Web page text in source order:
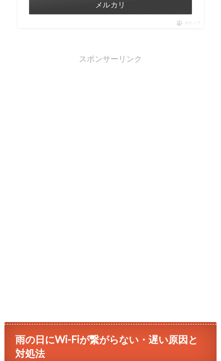
メルカリ
ポチップ
スポンサーリンク
雨の日にWi-Fiが繋がらない・遅い原因と
対処法